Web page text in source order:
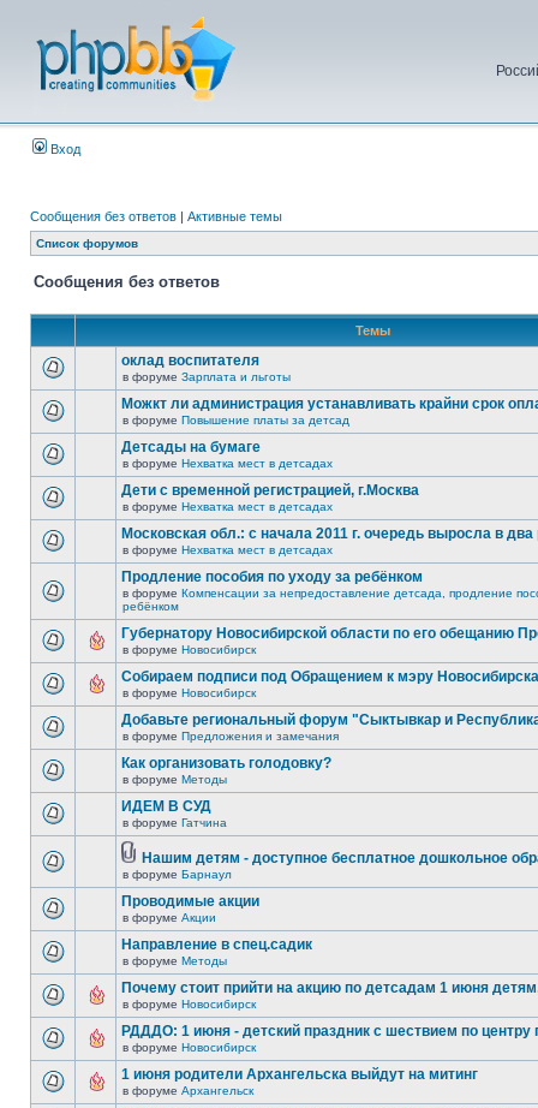
Вход
Сообщения без ответов | Активные темы
Список форумов
Сообщения без ответов
Темы
оклад воспитателя
в форуме Зарплата и льготы
Можкт ли администрация устанавливать крайни срок
в форуме Повышение платы за детсад
Детсады на бумаге
в форуме Нехватка мест в детсадах
Дети с временной регистрацией, г.Москва
в форуме Нехватка мест в детсадах
Московская обл.: с начала 2011 г. очередь выросла в два
в форуме Нехватка мест в детсадах
Продление пособия по уходу за ребёнком
в форуме Компенсации за непредоставление детсада, продление
ребёнком
Губернатору Новосибирской области по его обещанию
в форуме Новосибирск
Собираем подписи под Обращением к мэру
в форуме Новосибирск
Добавьте региональный форум "Сыктывкар и
в форуме Предложения и замечания
Как организовать голодовку?
в форуме Методы
ИДЕМ В СУД
в форуме Гатчина
Нашим детям - доступное бесплатное дошкольное
в форуме Барнаул
Проводимые акции
в форуме Акции
Направление в спец.садик
в форуме Методы
Почему стоит прийти на акцию по детсадам 1 июня
в форуме Новосибирск
РДДДО: 1 июня - детский праздник с шествием по центру
в форуме Новосибирск
1 июня родители Архангельска выйдут на митинг
в форуме Архангельск